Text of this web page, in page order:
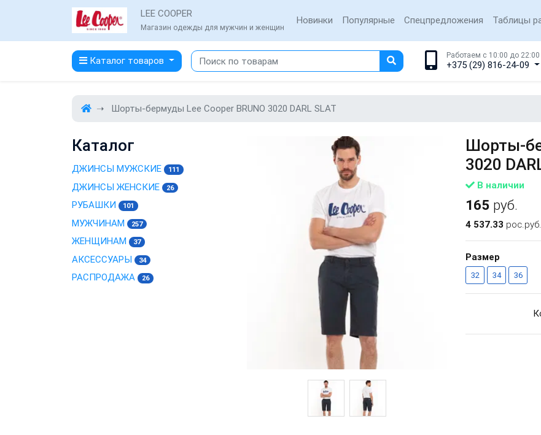
LEE COOPER
Магазин одежды для мужчин и женщин
Новинки Популярные Спецпредложения Таблицы
Каталог товаров Работаем с 10:00 до 22:00
+375 (29) 816-24-09
Шорты-бермуды Lee Cooper BRUNO 3020 DARL SLAT
Шорты-
3020
В наличии
165 руб.
4 537.33 рос.руб.
Размер
32 34 36
Каталог
ДЖИНСЫ МУЖСКИЕ 111
ДЖИНСЫ ЖЕНСКИЕ 26
РУБАШКИ 101
МУЖЧИНАМ 257
ЖЕНЩИНАМ 37
АКСЕССУАРЫ 34
РАСПРОДАЖА 26